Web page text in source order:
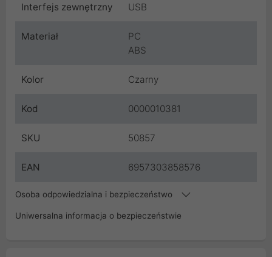
Interfejs zewnętrzny USB
Materiał
PC
ABS
Kolor Czarny
Kod 0000010381
SKU 50857
EAN 6957303858576
Osoba odpowiedzialna i bezpieczeństwo
Uniwersalna informacja o bezpieczeństwie